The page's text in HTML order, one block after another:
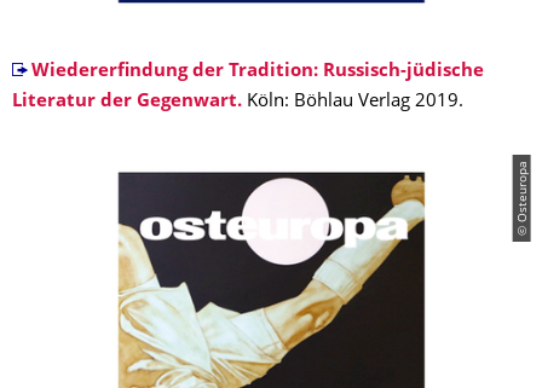
Wiedererfindung der Tradition: Russisch-jüdische
Literatur der Gegenwart. Köln: Böhlau Verlag 2019.
© Osteuropa